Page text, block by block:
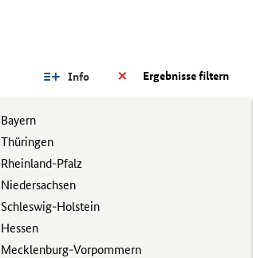
Ergebnisse filtern
Info
Bayern
Thüringen
Rheinland-Pfalz
Niedersachsen
Schleswig-Holstein
Hessen
Mecklenburg-Vorpommern